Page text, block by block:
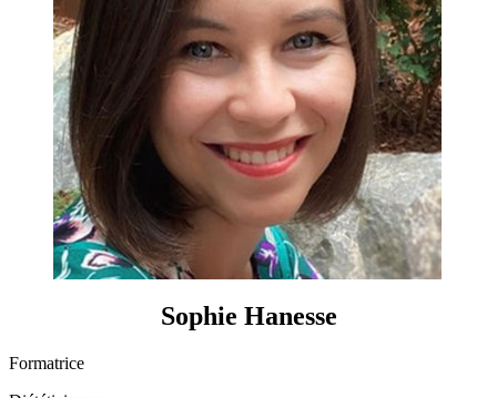
Sophie Hanesse
Formatrice